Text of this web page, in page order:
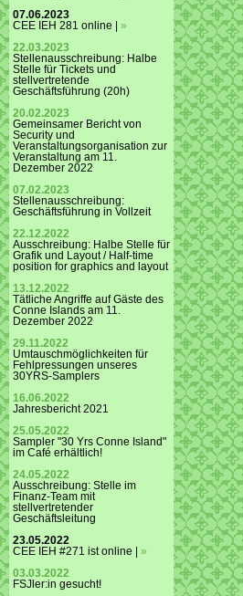
07.06.2023
CEE IEH 281 online | »
22.03.2023
Stellenausschreibung: Halbe
Stelle für Tickets und
stellvertretende
Geschäftsführung (20h)
20.02.2023
Gemeinsamer Bericht von
Security und
Veranstaltungsorganisation zur
Veranstaltung am 11.
Dezember 2022
07.02.2023
Stellenausschreibung:
Geschäftsführung in Vollzeit
22.12.2022
Ausschreibung: Halbe Stelle für
Grafik und Layout / Half-time
position for graphics and layout
13.12.2022
Tätliche Angriffe auf Gäste des
Conne Islands am 11.
Dezember 2022
29.11.2022
Umtauschmöglichkeiten für
Fehlpressungen unseres
30YRS-Samplers
16.06.2022
Jahresbericht 2021
25.05.2022
Sampler "30 Yrs Conne Island"
im Café erhältlich!
24.05.2022
Ausschreibung: Stelle im
Finanz-Team mit
stellvertretender
Geschäftsleitung
23.05.2022
CEE IEH #271 ist online | »
03.03.2022
FSJler:in gesucht!